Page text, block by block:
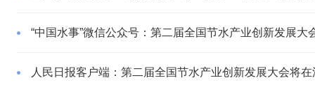
“中国水事”微信公众号：第二届全国节水产业创新发展大
人民日报客户端：第二届全国节水产业创新发展大会将